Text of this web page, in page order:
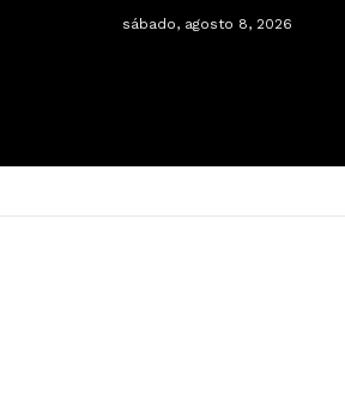
sábado, agosto 8, 2026